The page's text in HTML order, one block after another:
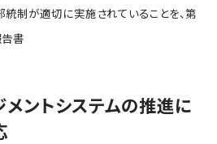
統制が適切に実施されていることを、第
書
ントシステムの推進に